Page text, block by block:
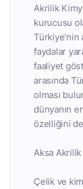
Akrilik
kurucusu
faydalar
faaliyet
arasında
olması
dünyanın
özelliğini
Aksa Akrilik
Çelik ve